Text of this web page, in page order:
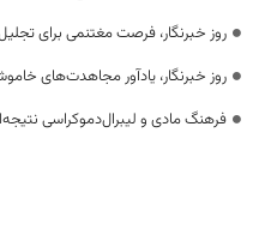
روز خبرنگار، فرصت مغتنمی برای
روز خبرنگار، یادآور مجاهدت‌های
فرهنگ مادی و لیبرال‌دموکراسی